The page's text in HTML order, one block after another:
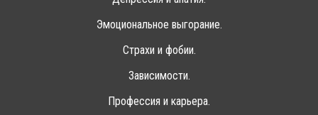
Эмоциональное выгорание.
Страхи и фобии.
Зависимости.
Профессия и карьера.